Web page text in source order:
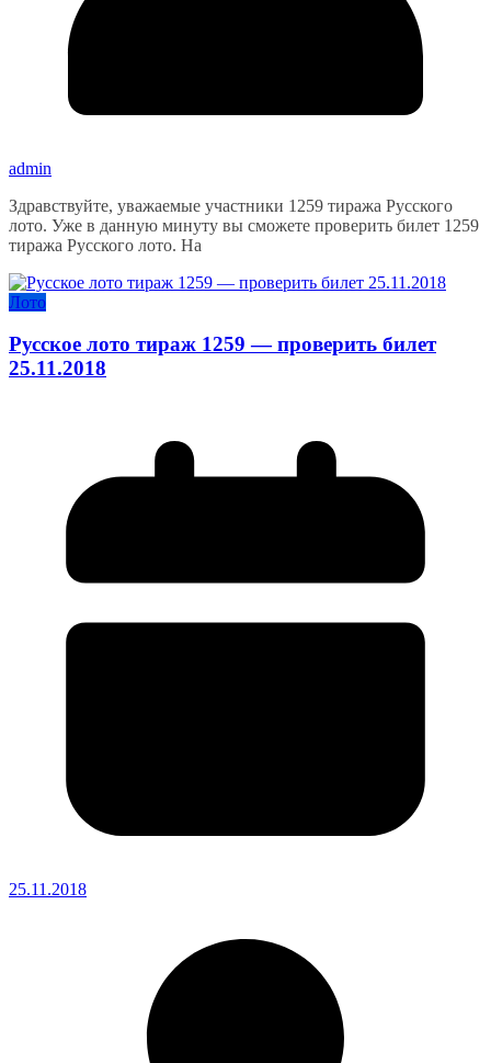
admin
Здравствуйте, уважаемые участники 1259 тиража Русского
лото. Уже в данную минуту вы сможете проверить билет 1259
тиража Русского лото. На
Лото
Русское лото тираж 1259 — проверить билет
25.11.2018
25.11.2018